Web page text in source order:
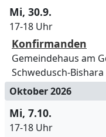
Mi, 30.9.
17-18 Uhr
Konfirmanden
Gemeindehaus am
Schwedusch-Bishara
Oktober 2026
Mi, 7.10.
17-18 Uhr